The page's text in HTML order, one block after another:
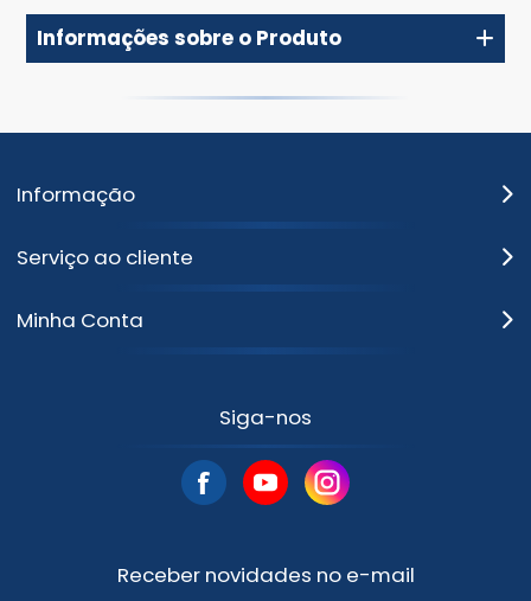
Informações sobre o Produto
Informação
Serviço ao cliente
Minha Conta
Siga-nos
Receber novidades no e-mail